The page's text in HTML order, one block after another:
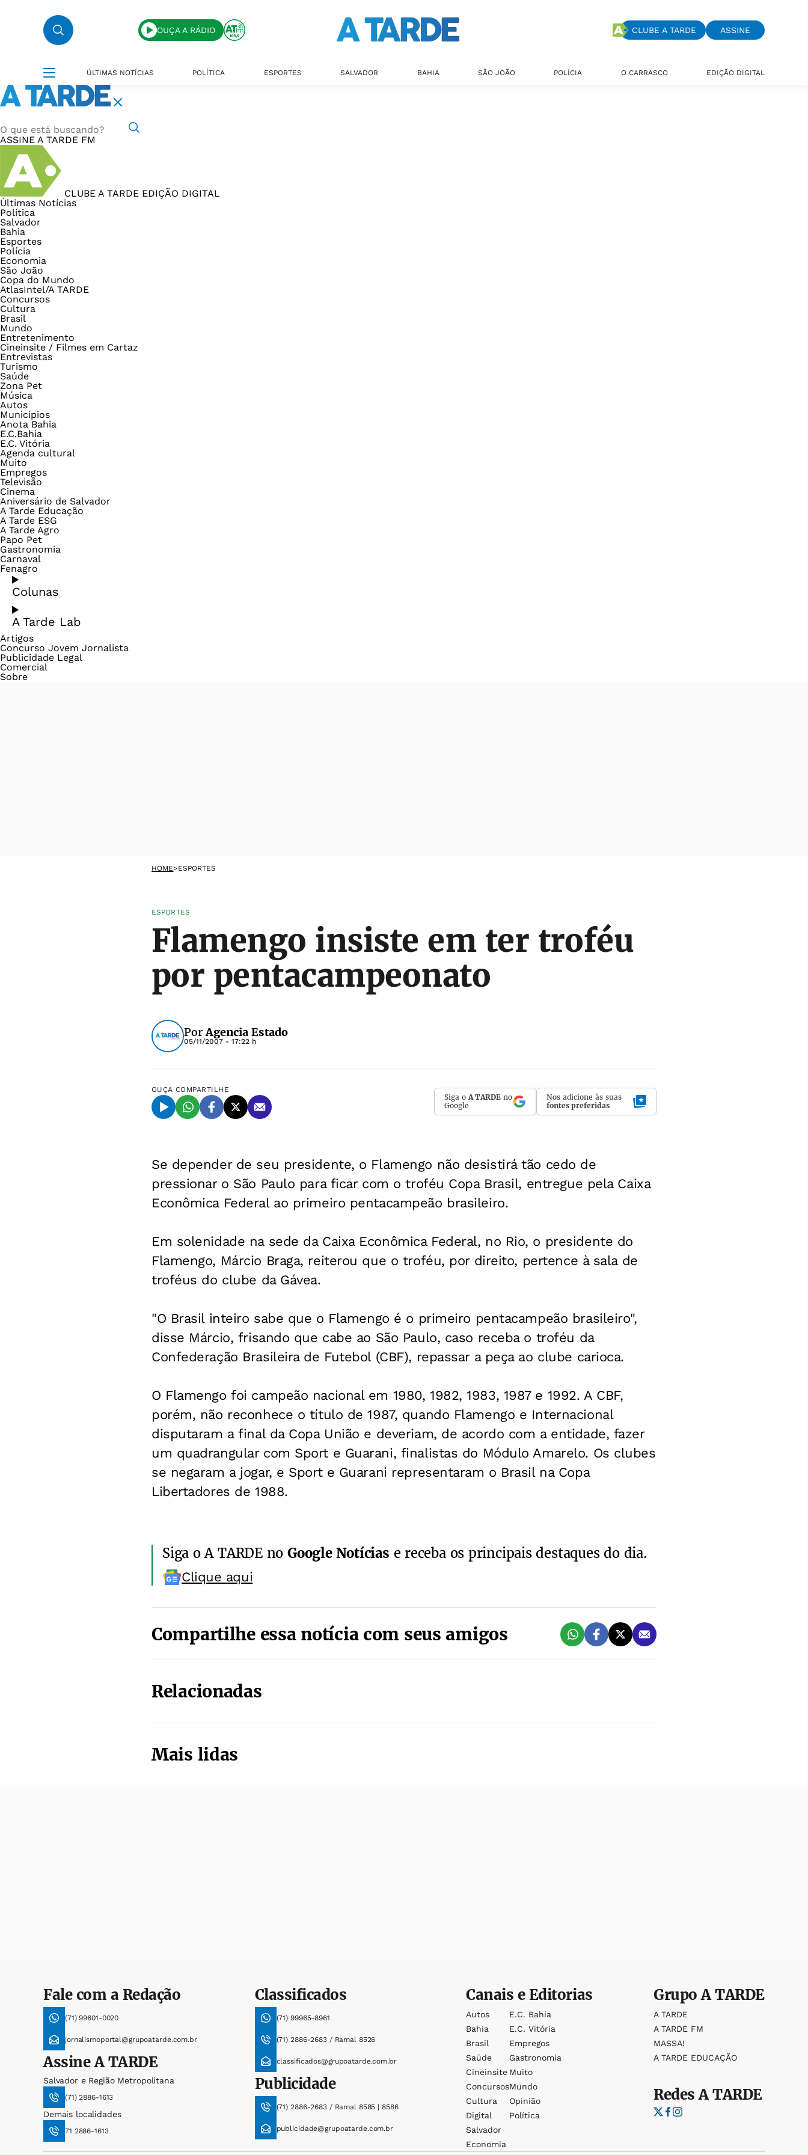
OUÇA A RÁDIO CLUBE A TARDE ASSINE
ÚLTIMAS NOTÍCIAS POLÍTICA ESPORTES SALVADOR BAHIA SÃO JOÃO POLÍCIA O CARRASCO EDIÇÃO DIGITAL
ASSINE A TARDE FM
CLUBE A TARDE EDIÇÃO DIGITAL
Últimas Notícias
Política
Salvador
Bahia
Esportes
Polícia
Economia
São João
Copa do Mundo
AtlasIntel/A TARDE
Concursos
Cultura
Brasil
Mundo
Entretenimento
Cineinsite / Filmes em Cartaz
Entrevistas
Turismo
Saúde
Zona Pet
Música
Autos
Municípios
Anota Bahia
E.C.Bahia
E.C. Vitória
Agenda cultural
Muito
Empregos
Televisão
Cinema
Aniversário de Salvador
A Tarde Educação
A Tarde ESG
A Tarde Agro
Papo Pet
Gastronomia
Carnaval
Fenagro
Colunas
A Tarde Lab
Artigos
Concurso Jovem Jornalista
Publicidade Legal
Comercial
Sobre
HOME>ESPORTES
ESPORTES
Flamengo insiste em ter troféu
por pentacampeonato
PorAgencia Estado
05/11/2007 - 17:22 h
OUÇA COMPARTILHE
Siga o A TARDE no
Google
Nos adicione às suas
fontes preferidas
Se depender de seu presidente, o Flamengo não desistirá tão cedo de
pressionar o São Paulo para ficar com o troféu Copa Brasil, entregue pela Caixa
Econômica Federal ao primeiro pentacampeão brasileiro.
Em solenidade na sede da Caixa Econômica Federal, no Rio, o presidente do
Flamengo, Márcio Braga, reiterou que o troféu, por direito, pertence à sala de
troféus do clube da Gávea.
"O Brasil inteiro sabe que o Flamengo é o primeiro pentacampeão brasileiro",
disse Márcio, frisando que cabe ao São Paulo, caso receba o troféu da
Confederação Brasileira de Futebol (CBF), repassar a peça ao clube carioca.
O Flamengo foi campeão nacional em 1980, 1982, 1983, 1987 e 1992. A CBF,
porém, não reconhece o título de 1987, quando Flamengo e Internacional
disputaram a final da Copa União e deveriam, de acordo com a entidade, fazer
um quadrangular com Sport e Guarani, finalistas do Módulo Amarelo. Os clubes
se negaram a jogar, e Sport e Guarani representaram o Brasil na Copa
Libertadores de 1988.
Siga o A TARDE noGoogle Notícias e receba os principais destaques do dia.
Clique aqui
Compartilhe essa notícia com seus amigos
Relacionadas
Mais lidas
Fale com a Redação
(71) 99601-0020
jornalismoportal@grupoatarde.com.br
AssineA TARDE
Salvador e Região Metropolitana
(71) 2886-1613
Demais localidades
71 2886-1613
Classificados
(71) 99965-8961
(71) 2886-2683 / Ramal 8526
classificados@grupoatarde.com.br
Publicidade
(71) 2886-2683 / Ramal 8585 | 8586
publicidade@grupoatarde.com.br
Canais e Editorias
Autos
Bahia
Brasil
Saúde
Cineinsite
Concursos
Cultura
Digital
Salvador
Economia
E.c. Bahia
E.c. Vitória
Empregos
Gastronomia
Muito
Mundo
Opinião
Política
GrupoA TARDE
A TARDE
A TARDE FM
MASSA!
A TARDE EDUCAÇÃO
RedesA TARDE